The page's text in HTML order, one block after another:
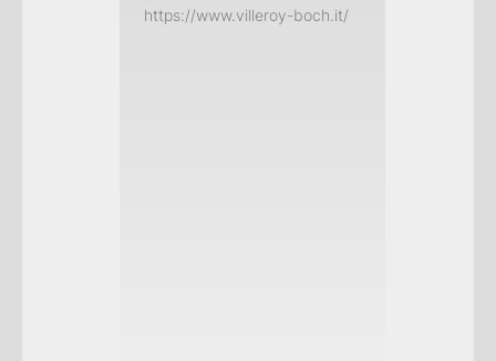
https://www.villeroy-boch.it/